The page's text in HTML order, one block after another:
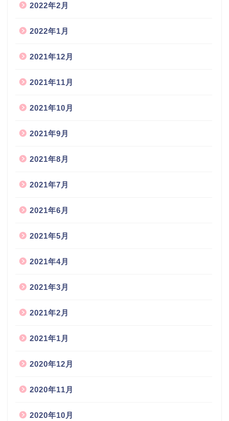
2022年2月
2022年1月
2021年12月
2021年11月
2021年10月
2021年9月
2021年8月
2021年7月
2021年6月
2021年5月
2021年4月
2021年3月
2021年2月
2021年1月
2020年12月
2020年11月
2020年10月